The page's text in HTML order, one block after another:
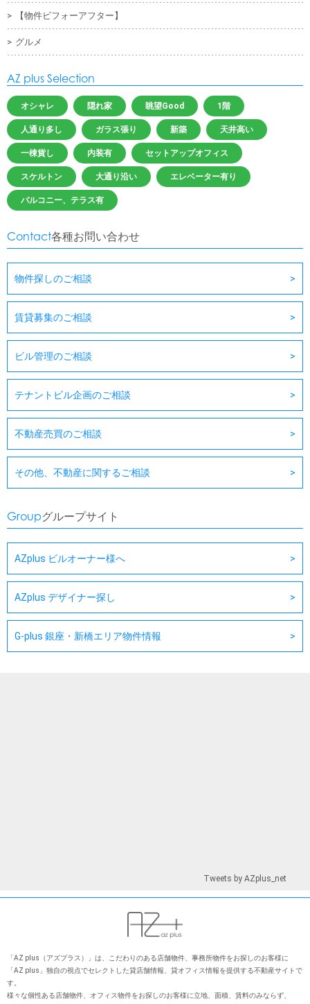
【物件ビフォーアフター】
グルメ
AZ plus Selection
オシャレ 隠れ家 眺望Good 1階
人通り多し ガラス張り 新築 天井高い
一棟貨し 内装有 セットアップオフィス
スケルトン 大通り沿い エレベーター有り
バルコニー、テラス有
Contact各種お問い合わせ
物件探しのご相談
賃貸募集のご相談
ビル管理のご相談
テナントビル企画のご相談
不動産売買のご相談
その他、不動産に関するご相談
Groupグループサイト
AZplus ビルオーナー様へ
AZplus デザイナー探し
G-plus 銀座・新橋エリア物件情報
Tweets by AZplus_net
「AZ plus（アズプラス）」は、こだわりのある店舗物件、事務所物件をお探しのお客様に
「AZ plus」独⾃の視点でセレクトした貸店舗情報、貸オフィス情報を提供する不動産サイトで
す。
様々な個性ある店舗物件、オフィス物件をお探しのお客様に⽴地、⾯積、賃料のみならず、